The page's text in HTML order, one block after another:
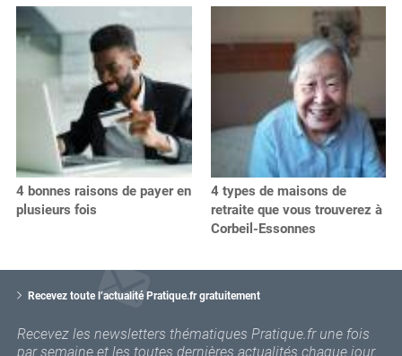
4 bonnes raisons de payer en
plusieurs fois
4 types de maisons de
retraite que vous trouverez à
Corbeil-Essonnes
Recevez toute l’actualité Pratique.fr gratuitement
Recevez les newsletters thématiques Pratique.fr une fois
par semaine et les toutes dernières actualités chaque jour.
o
r
e